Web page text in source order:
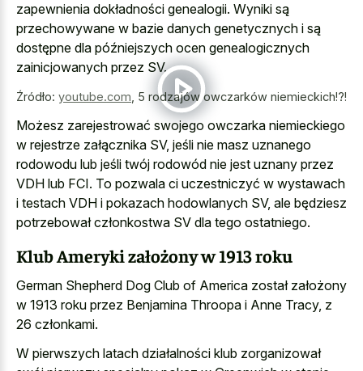
zapewnienia dokładności genealogii. Wyniki są
przechowywane w bazie danych genetycznych i są
dostępne dla późniejszych ocen genealogicznych
zainicjowanych przez SV.
Źródło: youtube.com, 5 rodzajów owczarków niemieckich!?!
Możesz zarejestrować swojego owczarka niemieckiego
w rejestrze załącznika SV, jeśli nie masz uznanego
rodowodu lub jeśli twój rodowód nie jest uznany przez
VDH lub FCI. To pozwala ci uczestniczyć w wystawach
i testach VDH i pokazach hodowlanych SV, ale będziesz
potrzebował członkostwa SV dla tego ostatniego.
Klub Ameryki założony w 1913 roku
German Shepherd Dog Club of America został założony
w 1913 roku przez Benjamina Throopa i Anne Tracy, z
26 członkami.
W pierwszych latach działalności klub zorganizował